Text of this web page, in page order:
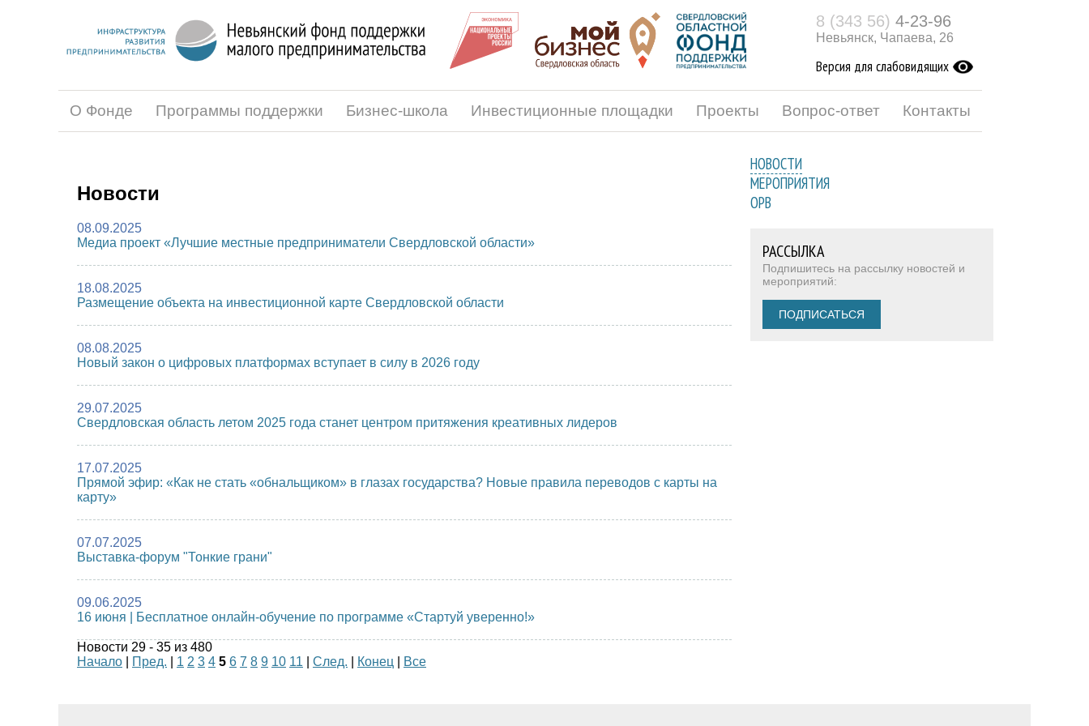
8 (343 56) 4-23-96
Невьянск, Чапаева, 26
Версия для слабовидящих
О Фонде Программы поддержки Бизнес-школа Инвестиционные площадки Проекты Вопрос-ответ Контакты
Новости
08.09.2025
Медиа проект «Лучшие местные предприниматели Свердловской области»
18.08.2025
Размещение объекта на инвестиционной карте Свердловской области
08.08.2025
Новый закон о цифровых платформах вступает в силу в 2026 году
29.07.2025
Свердловская область летом 2025 года станет центром притяжения креативных лидеров
17.07.2025
Прямой эфир: «Как не стать «обнальщиком» в глазах государства? Новые правила переводов с карты на
карту»
07.07.2025
Выставка-форум "Тонкие грани"
09.06.2025
16 июня | Бесплатное онлайн-обучение по программе «Стартуй уверенно!»
Новости 29 - 35 из 480
Начало
Пред. 1 2 3 4 5 6 7 8 9 10 11 След. Конец Все
НОВОСТИ
МЕРОПРИЯТИЯ
ОРВ
РАССЫЛКА
Подпишитесь на рассылку новостей и
мероприятий:
ПОДПИСАТЬСЯ